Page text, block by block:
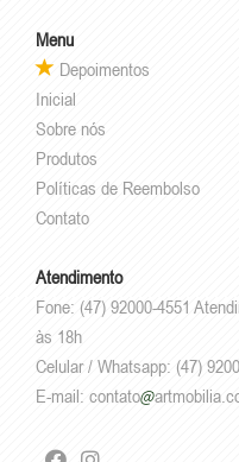
Menu
Depoimentos
Inicial
Sobre nós
Produtos
Políticas de Reembolso
Contato
Atendimento
Fone: (47) 92000-4551
às 18h
Celular / Whatsapp: (47)
E-mail: contato